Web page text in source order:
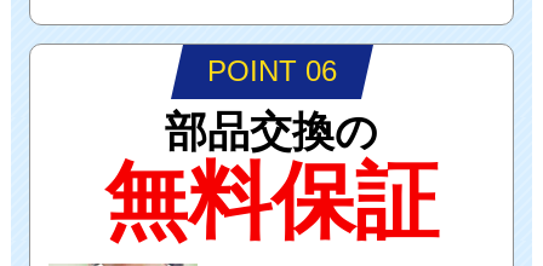
POINT 06
部品交換の
無料保証